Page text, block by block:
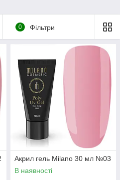
0 Фільтри
Акрил гель Milano 30 мл №03
В наявності